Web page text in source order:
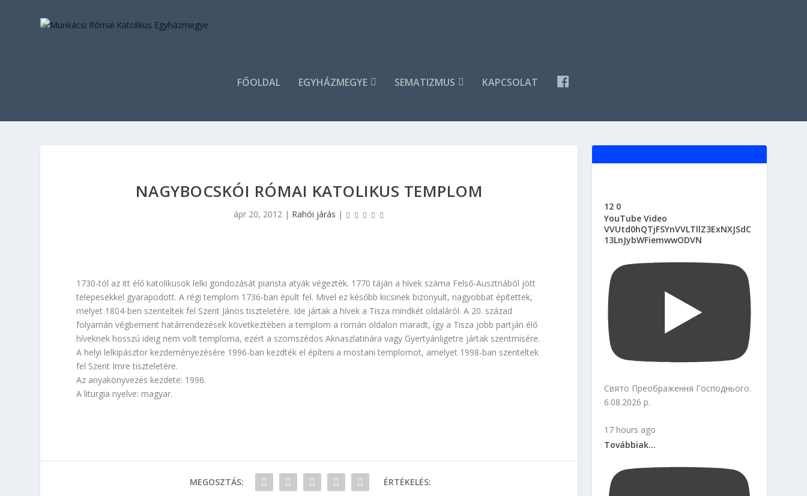
FŐOLDAL EGYHÁZMEGYE SEMATIZMUS KAPCSOLAT
B
NAGYBOCSKÓI RÓMAI KATOLIKUS TEMPLOM
ápr 20, 2012 | Rahói járás |
1730-tól az itt élő katolikusok lelki gondozását piarista atyák végezték. 1770 táján a hívek száma Felső-Ausztriából jött
telepesekkel gyarapodott. A régi templom 1736-ban épült fel. Mivel ez később kicsinek bizonyult, nagyobbat építettek,
melyet 1804-ben szenteltek fel Szent János tiszteletére. Ide jártak a hívek a Tisza mindkét oldaláról. A 20. század
folyamán végbement határrendezések következtében a templom a román oldalon maradt, így a Tisza jobb partján élő
híveknek hosszú ideig nem volt temploma, ezért a szomszédos Aknaszlatinára vagy Gyertyánligetre jártak szentmisére.
A helyi lelkipásztor kezdeményezésére 1996-ban kezdték el építeni a mostani templomot, amelyet 1998-ban szenteltek
fel Szent Imre tiszteletére.
Az anyakönyvezés kezdete: 1996.
A liturgia nyelve: magyar.
MEGOSZTÁS: ÉRTÉKELÉS:
12 0
YouTube Video
VVUtd0hQTjFSYnVVLTllZ3ExNXJSdC
13LnJybWFiemwwODVN
Свято Преображення Господнього.
6.08.2026 р.
17 hours ago
Továbbiak...